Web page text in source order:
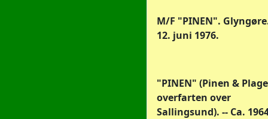
M/F "PINEN".
12. juni 1976.
"PINEN" (Pinen &
overfarten over
Sallingsund). -- Ca.